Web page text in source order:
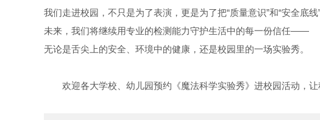
我们走进校园，不只是为了表演，更是为了把“质量意识”和“安全底线
未来，我们将继续用专业的检测能力守护生活中的每一份信任——
无论是舌尖上的安全、环境中的健康，还是校园里的一场实验秀。
欢迎各大学校、幼儿园预约《魔法科学实验秀》进校园活动，让